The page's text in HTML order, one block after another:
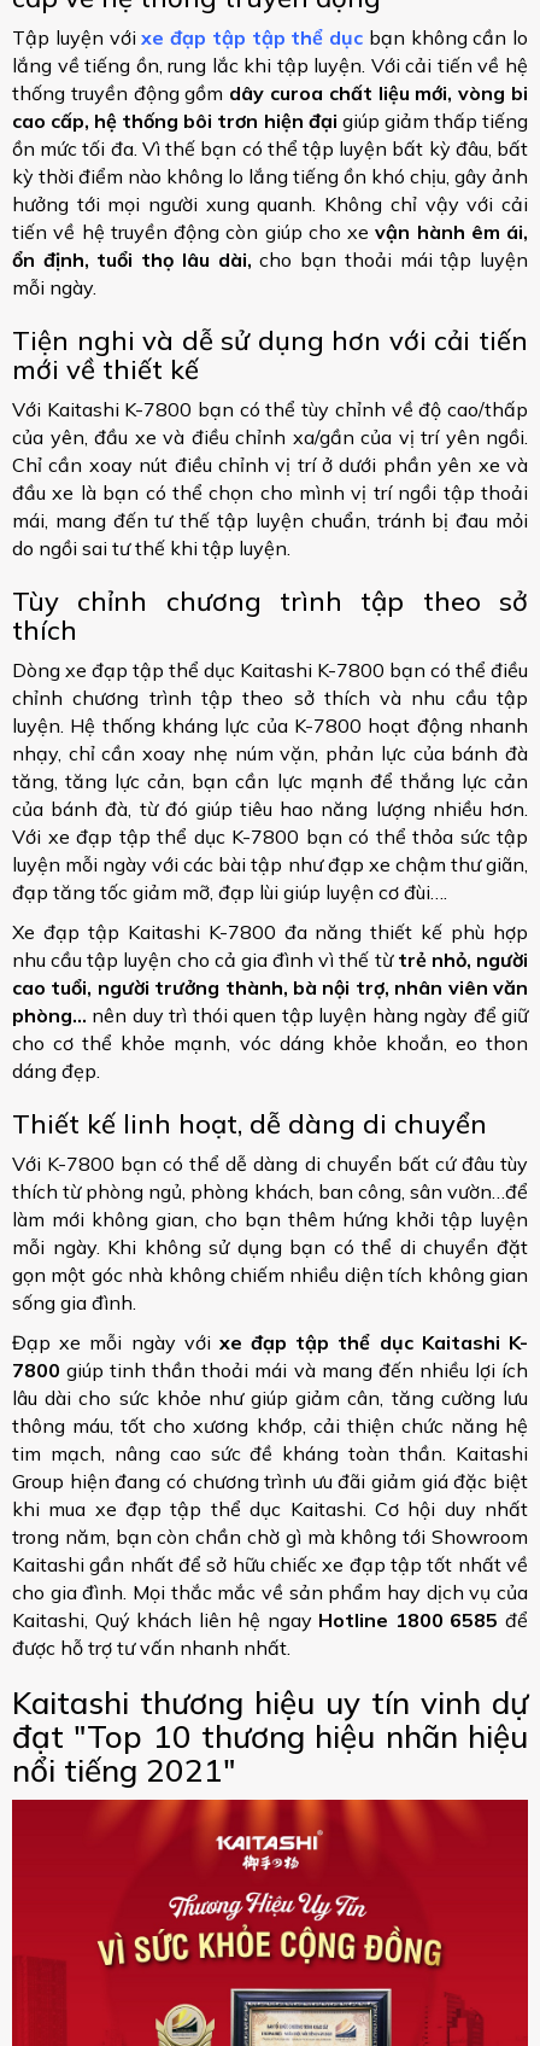
Tập luyện vớixe đạp tập tập thể dục bạn không cần lo
lắng về tiếng ồn, rung lắc khi tập luyện. Với cải tiến về hệ
thống truyền động gồm dây curoa chất liệu mới, vòng bi
cao cấp, hệ thống bôi trơn hiện đại giúp giảm thấp tiếng
ồn mức tối đa. Vì thế bạn có thể tập luyện bất kỳ đâu, bất
kỳ thời điểm nào không lo lắng tiếng ồn khó chịu, gây ảnh
hưởng tới mọi người xung quanh. Không chỉ vậy với cải
tiến về hệ truyền động còn giúp cho xe vận hành êm ái,
ổn định, tuổi thọ lâu dài, cho bạn thoải mái tập luyện
mỗi ngày.
Tiện nghi và dễ sử dụng hơn với cải tiến
mới về thiết kế
Với Kaitashi K-7800 bạn có thể tùy chỉnh về độ cao/thấp
của yên, đầu xe và điều chỉnh xa/gần của vị trí yên ngồi.
Chỉ cần xoay nút điều chỉnh vị trí ở dưới phần yên xe và
đầu xe là bạn có thể chọn cho mình vị trí ngồi tập thoải
mái, mang đến tư thế tập luyện chuẩn, tránh bị đau mỏi
do ngồi sai tư thế khi tập luyện.
Tùy chỉnh chương trình tập theo sở
thích
Dòng xe đạp tập thể dục Kaitashi K-7800 bạn có thể điều
chỉnh chương trình tập theo sở thích và nhu cầu tập
luyện. Hệ thống kháng lực của K-7800 hoạt động nhanh
nhạy, chỉ cần xoay nhẹ núm vặn, phản lực của bánh đà
tăng, tăng lực cản, bạn cần lực mạnh để thắng lực cản
của bánh đà, từ đó giúp tiêu hao năng lượng nhiều hơn.
Với xe đạp tập thể dục K-7800 bạn có thể thỏa sức tập
luyện mỗi ngày với các bài tập như đạp xe chậm thư giãn,
đạp tăng tốc giảm mỡ, đạp lùi giúp luyện cơ đùi….
Xe đạp tập Kaitashi K-7800 đa năng thiết kế phù hợp
nhu cầu tập luyện cho cả gia đình vì thế từ trẻ nhỏ, người
cao tuổi, người trưởng thành, bà nội trợ, nhân viên văn
phòng... nên duy trì thói quen tập luyện hàng ngày để giữ
cho cơ thể khỏe mạnh, vóc dáng khỏe khoắn, eo thon
dáng đẹp.
Thiết kế linh hoạt, dễ dàng di chuyển
Với K-7800 bạn có thể dễ dàng di chuyển bất cứ đâu tùy
thích từ phòng ngủ, phòng khách, ban công, sân vườn…để
làm mới không gian, cho bạn thêm hứng khởi tập luyện
mỗi ngày. Khi không sử dụng bạn có thể di chuyển đặt
gọn một góc nhà không chiếm nhiều diện tích không gian
sống gia đình.
Đạp xe mỗi ngày với xe đạp tập thể dục Kaitashi K-
7800 giúp tinh thần thoải mái và mang đến nhiều lợi ích
lâu dài cho sức khỏe như giúp giảm cân, tăng cường lưu
thông máu, tốt cho xương khớp, cải thiện chức năng hệ
tim mạch, nâng cao sức đề kháng toàn thần. Kaitashi
Group hiện đang có chương trình ưu đãi giảm giá đặc biệt
khi mua xe đạp tập thể dục Kaitashi. Cơ hội duy nhất
trong năm, bạn còn chần chờ gì mà không tới Showroom
Kaitashi gần nhất để sở hữu chiếc xe đạp tập tốt nhất về
cho gia đình. Mọi thắc mắc về sản phẩm hay dịch vụ của
Kaitashi, Quý khách liên hệ ngay Hotline 1800 6585 để
được hỗ trợ tư vấn nhanh nhất.
Kaitashi thương hiệu uy tín vinh dự
đạt "Top 10 thương hiệu nhãn hiệu
nổi tiếng 2021"